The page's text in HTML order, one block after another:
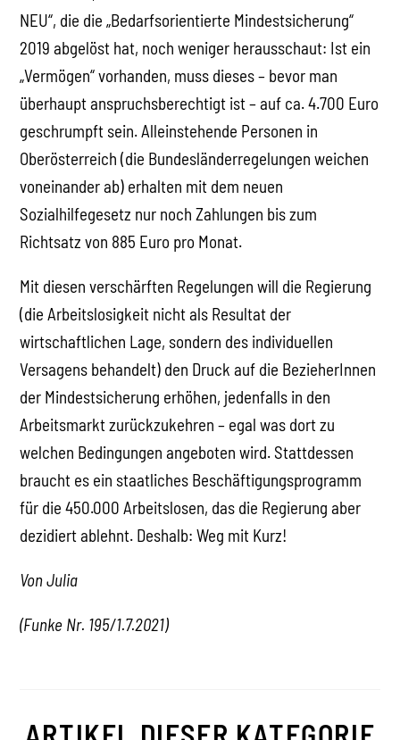
NEU“, die die „Bedarfsorientierte Mindestsicherung“
2019 abgelöst hat, noch weniger herausschaut: Ist ein
„Vermögen“ vorhanden, muss dieses – bevor man
überhaupt anspruchsberechtigt ist – auf ca. 4.700 Euro
geschrumpft sein. Alleinstehende Personen in
Oberösterreich (die Bundesländerregelungen weichen
voneinander ab) erhalten mit dem neuen
Sozialhilfegesetz nur noch Zahlungen bis zum
Richtsatz von 885 Euro pro Monat.
Mit diesen verschärften Regelungen will die Regierung
(die Arbeitslosigkeit nicht als Resultat der
wirtschaftlichen Lage, sondern des individuellen
Versagens behandelt) den Druck auf die BezieherInnen
der Mindestsicherung erhöhen, jedenfalls in den
Arbeitsmarkt zurückzukehren – egal was dort zu
welchen Bedingungen angeboten wird. Stattdessen
braucht es ein staatliches Beschäftigungsprogramm
für die 450.000 Arbeitslosen, das die Regierung aber
dezidiert ablehnt. Deshalb: Weg mit Kurz!
Von Julia
(Funke Nr. 195/1.7.2021)